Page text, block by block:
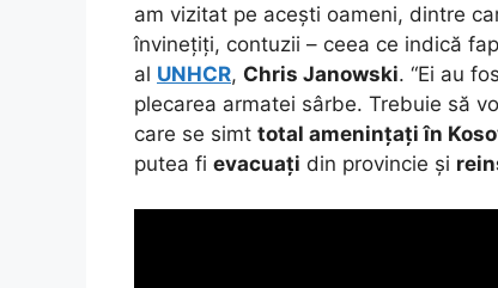
am vizitat pe acești oameni, dintre
învinețiți, contuzii – ceea ce indică
al UNHCR, Chris Janowski. “Ei au
plecarea armatei sârbe. Trebuie să
care se simt total amenințați în
putea fi evacuați din provincie și